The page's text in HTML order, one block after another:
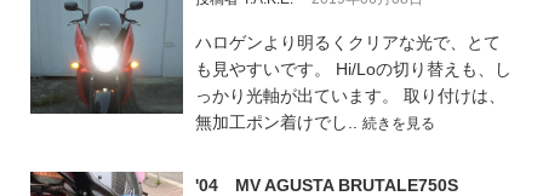
ハロゲンより明るくクリアな光で、とて
も見やすいです。 Hi/Loの切り替えも、し
っかり光軸が出ています。 取り付けは、
無加工ポン着けでし.. 続きを見る
'04 MV AGUSTA BRUTALE750S